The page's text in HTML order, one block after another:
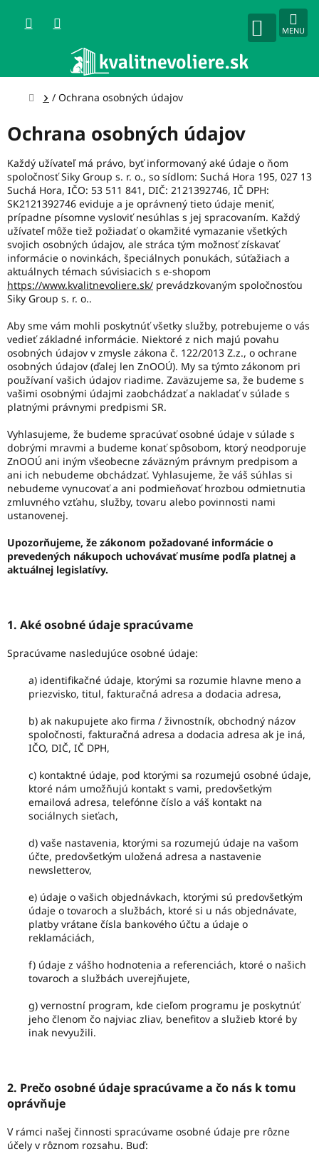
obsah
NÁKUPNÝ
Domov
/ Ochrana osobných údajov
Ochrana osobných údajov
Každý užívateľ má právo, byť informovaný aké údaje o ňom
spoločnosť Siky Group s. r. o., so sídlom: Suchá Hora 195, 027 13
Suchá Hora, IČO: 53 511 841, DIČ: 2121392746, IČ DPH:
SK2121392746 eviduje a je oprávnený tieto údaje meniť,
prípadne písomne vysloviť nesúhlas s jej spracovaním. Každý
užívateľ môže tiež požiadať o okamžité vymazanie všetkých
svojich osobných údajov, ale stráca tým možnosť získavať
informácie o novinkách, špeciálnych ponukách, súťažiach a
aktuálnych témach súvisiacich s e-shopom
https://www.kvalitnevoliere.sk/ prevádzkovaným spoločnosťou
Siky Group s. r. o..
Aby sme vám mohli poskytnúť všetky služby, potrebujeme o vás
vedieť základné informácie. Niektoré z nich majú povahu
osobných údajov v zmysle zákona č. 122/2013 Z.z., o ochrane
osobných údajov (ďalej len ZnOOÚ). My sa týmto zákonom pri
používaní vašich údajov riadime. Zaväzujeme sa, že budeme s
vašimi osobnými údajmi zaobchádzať a nakladať v súlade s
platnými právnymi predpismi SR.
Vyhlasujeme, že budeme spracúvať osobné údaje v súlade s
dobrými mravmi a budeme konať spôsobom, ktorý neodporuje
ZnOOÚ ani iným všeobecne záväzným právnym predpisom a
ani ich nebudeme obchádzať. Vyhlasujeme, že váš súhlas si
nebudeme vynucovať a ani podmieňovať hrozbou odmietnutia
zmluvného vzťahu, služby, tovaru alebo povinnosti nami
ustanovenej.
Upozorňujeme, že zákonom požadované informácie o
prevedených nákupoch uchovávať musíme podľa platnej a
aktuálnej legislatívy.
1. Aké osobné údaje spracúvame
Spracúvame nasledujúce osobné údaje:
a) identifikačné údaje, ktorými sa rozumie hlavne meno a
priezvisko, titul, fakturačná adresa a dodacia adresa,
b) ak nakupujete ako firma / živnostník, obchodný názov
spoločnosti, fakturačná adresa a dodacia adresa ak je iná,
IČO, DIČ, IČ DPH,
c) kontaktné údaje, pod ktorými sa rozumejú osobné údaje,
ktoré nám umožňujú kontakt s vami, predovšetkým
emailová adresa, telefónne číslo a váš kontakt na
sociálnych sieťach,
d) vaše nastavenia, ktorými sa rozumejú údaje na vašom
účte, predovšetkým uložená adresa a nastavenie
newsletterov,
e) údaje o vašich objednávkach, ktorými sú predovšetkým
údaje o tovaroch a službách, ktoré si u nás objednávate,
platby vrátane čísla bankového účtu a údaje o
reklamáciách,
f) údaje z vášho hodnotenia a referenciách, ktoré o našich
tovaroch a službách uverejňujete,
g) vernostní program, kde cieľom programu je poskytnúť
jeho členom čo najviac zliav, benefitov a služieb ktoré by
inak nevyužili.
2. Prečo osobné údaje spracúvame a čo nás k tomu
oprávňuje
V rámci našej činnosti spracúvame osobné údaje pre rôzne
účely v rôznom rozsahu. Buď: